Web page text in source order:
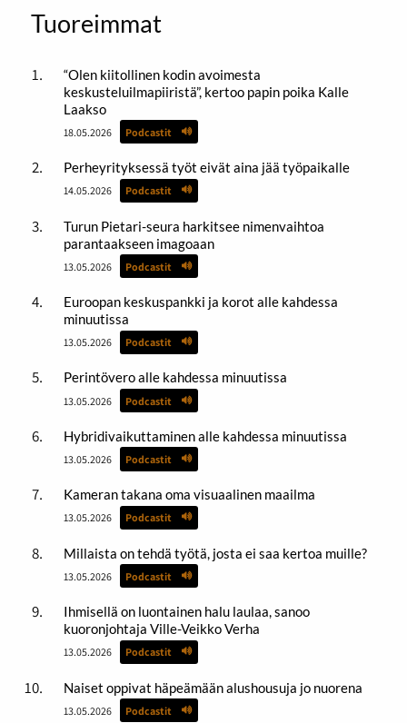
Tuoreimmat
“Olen kiitollinen kodin avoimesta
keskusteluilmapiiristä”, kertoo papin poika Kalle
Laakso
18.05.2026 Podcastit
Perheyrityksessä työt eivät aina jää työpaikalle
14.05.2026 Podcastit
Turun Pietari-seura harkitsee nimenvaihtoa
parantaakseen imagoaan
13.05.2026 Podcastit
Euroopan keskuspankki ja korot alle kahdessa
minuutissa
13.05.2026 Podcastit
Perintövero alle kahdessa minuutissa
13.05.2026 Podcastit
Hybridivaikuttaminen alle kahdessa minuutissa
13.05.2026 Podcastit
Kameran takana oma visuaalinen maailma
13.05.2026 Podcastit
Millaista on tehdä työtä, josta ei saa kertoa muille?
13.05.2026 Podcastit
Ihmisellä on luontainen halu laulaa, sanoo
kuoronjohtaja Ville-Veikko Verha
13.05.2026 Podcastit
Naiset oppivat häpeämään alushousuja jo nuorena
13.05.2026 Podcastit